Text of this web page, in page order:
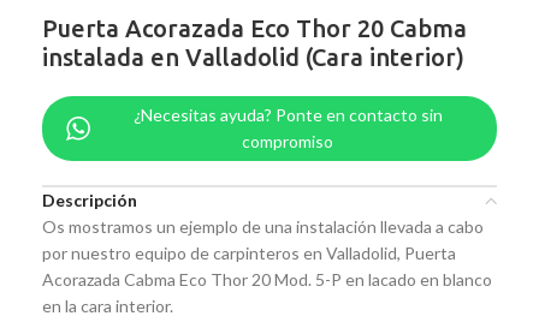
Puerta Acorazada Eco Thor 20 Cabma
instalada en Valladolid (Cara interior)
¿Necesitas ayuda? Ponte en contacto sin
compromiso
Descripción
Os mostramos un ejemplo de una instalación llevada a cabo
por nuestro equipo de carpinteros en Valladolid, Puerta
Acorazada Cabma Eco Thor 20 Mod. 5-P en lacado en blanco
en la cara interior.